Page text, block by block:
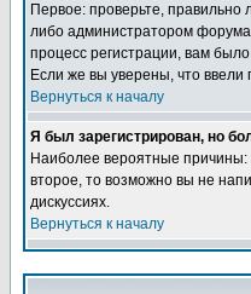
Первое: проверьте,
либо администратором форума
процесс регистрации, вам
Если же вы уверены, что
Вернуться к началу
Я был зарегистрирован, но
Наиболее вероятные причины:
второе, то возможно вы не
дискуссиях.
Вернуться к началу